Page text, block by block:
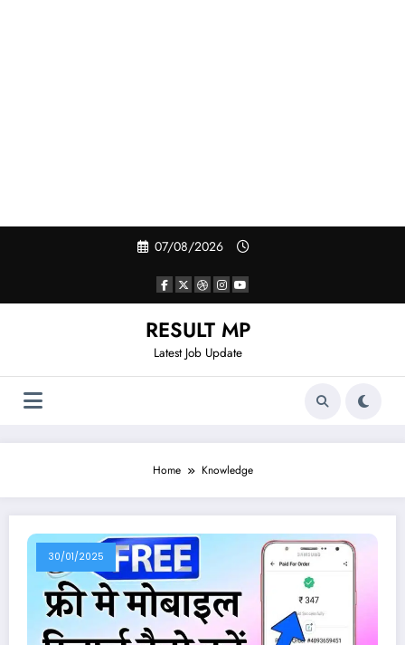
07/08/2026
RESULT MP
Latest Job Update
Home Knowledge
30/01/2025